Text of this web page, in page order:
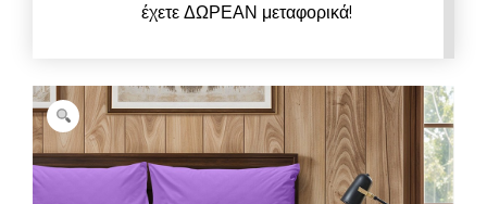
έχετε ΔΩΡΕΑΝ μεταφορικά!